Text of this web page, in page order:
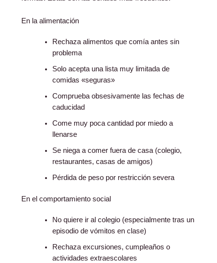
En la alimentación
Rechaza alimentos que comía antes sin
problema
Solo acepta una lista muy limitada de
comidas «seguras»
Comprueba obsesivamente las fechas de
caducidad
Come muy poca cantidad por miedo a
llenarse
Se niega a comer fuera de casa (colegio,
restaurantes, casas de amigos)
Pérdida de peso por restricción severa
En el comportamiento social
No quiere ir al colegio (especialmente tras un
episodio de vómitos en clase)
Rechaza excursiones, cumpleaños o
actividades extraescolares